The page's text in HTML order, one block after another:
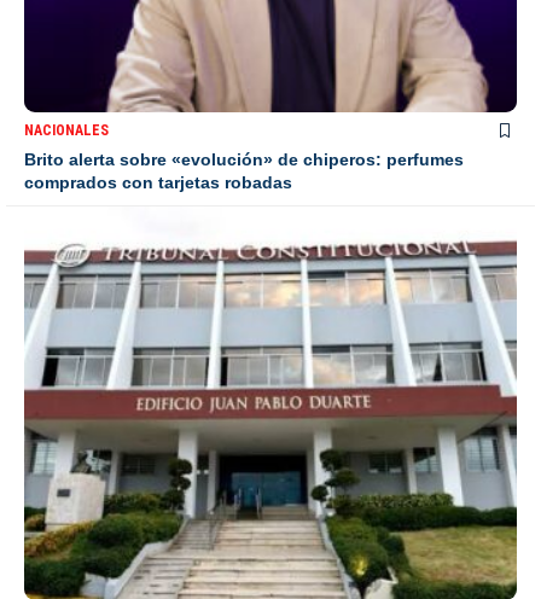
NACIONALES
Brito alerta sobre «evolución» de chiperos: perfumes
comprados con tarjetas robadas